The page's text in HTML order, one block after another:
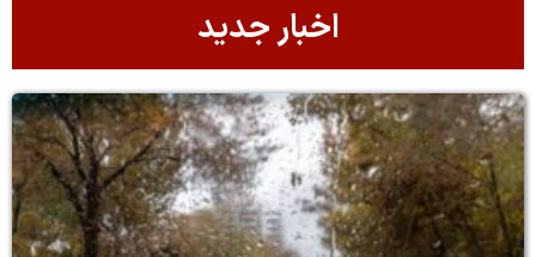
اخبار جدید